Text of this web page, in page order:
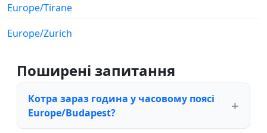
Europe/Tirane
Europe/Zurich
Поширені запитання
Котра зараз година у часовому поясі
Europe/Budapest?